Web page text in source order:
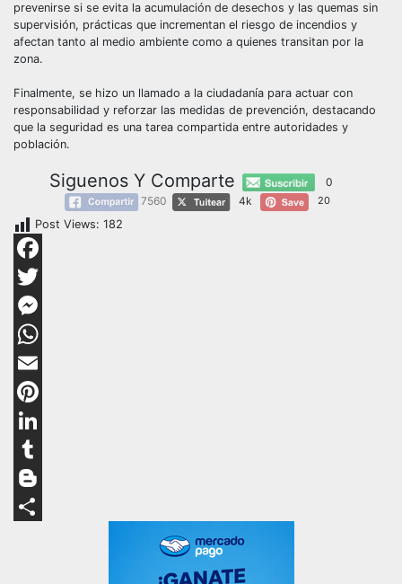
prevenirse si se evita la acumulación de desechos y las quemas sin
supervisión, prácticas que incrementan el riesgo de incendios y
afectan tanto al medio ambiente como a quienes transitan por la
zona.
Finalmente, se hizo un llamado a la ciudadanía para actuar con
responsabilidad y reforzar las medidas de prevención, destacando
que la seguridad es una tarea compartida entre autoridades y
población.
Siguenos Y Comparte
0
7560
4k 20
Post Views: 182
Facebook
Twitter
Messenger
WhatsApp
Email
Pinterest
LinkedIn
Tumblr
Blogger